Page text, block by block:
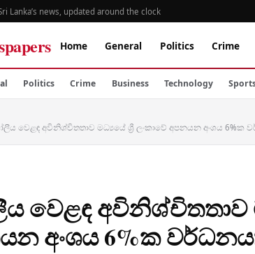
Lanka’s news, updated around the clock
Home General Politics Crime
Politics Crime Business Technology
වෙළඳ අවිනිශ්චිතතාව මධ්‍යයේ ශ්‍රී ලංකාවේ අපනයන අංශය 6%ක
වෙළඳ අවිනිශ්චිතතාව
අංශය 6%ක